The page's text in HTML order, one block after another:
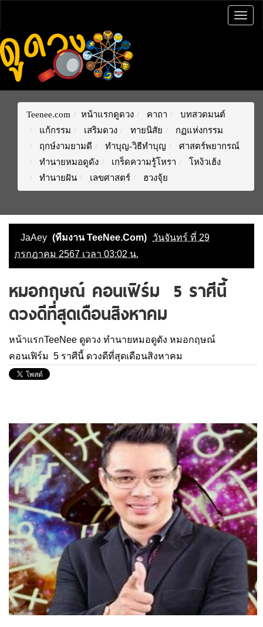
Teenee.com หน้าแรกดูดวง คาถา
บทสวดมนต์
แก้กรรม
เสริมดวง ทายนิสัย
กฏแห่งกรรม
ฤกษ์งามยามดี
ทำบุญ-วิธีทำบุญ
ศาสตร์พยากรณ์
ทำนายหมอดูดัง
เกร็ดความรู้โหรา
โหง้วเฮ้ง
ทำนายฝัน
เลขศาสตร์ ฮวงจุ้ย
JaAey (ทีมงาน TeeNee.Com)
วันจันทร์ ที่ 29
กรกฎาคม 2567 เวลา 03:02 น.
หมอกฤษณ์ คอนเฟิร์ม 5 ราศีนี้
ดวงดีที่สุดเดือนสิงหาคม
หน้าแรกTeeNee ดูดวง ทำนายหมอดูดัง หมอกฤษณ์
คอนเฟิร์ม 5 ราศีนี้ ดวงดีที่สุดเดือนสิงหาคม